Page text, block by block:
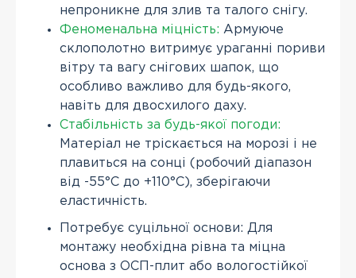
непроникне для злив та талого снігу.
Феноменальна міцність: Армуюче
склополотно витримує ураганні пориви
вітру та вагу снігових шапок, що
особливо важливо для будь-якого,
навіть для двосхилого даху.
Стабільність за будь-якої погоди:
Матеріал не тріскається на морозі і не
плавиться на сонці (робочий діапазон
від -55°С до +110°С), зберігаючи
еластичність.
Потребує суцільної основи: Для
монтажу необхідна рівна та міцна
основа з ОСП-плит або вологостійкої